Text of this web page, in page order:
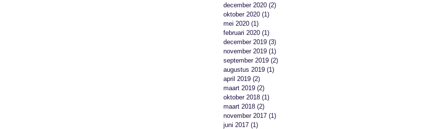
december 2020 (2)
oktober 2020 (1)
mei 2020 (1)
februari 2020 (1)
december 2019 (3)
november 2019 (1)
september 2019 (2)
augustus 2019 (1)
april 2019 (2)
maart 2019 (2)
oktober 2018 (1)
maart 2018 (2)
november 2017 (1)
juni 2017 (1)